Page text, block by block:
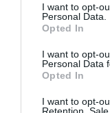
I want to opt-
Personal Data.
Opted In
I want to opt-
Personal Data
Opted In
I want to opt-
Retention,